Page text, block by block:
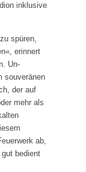
inklusive
spüren,
erinnert
Un­
souveränen
der auf
mehr als
ab,
bedient